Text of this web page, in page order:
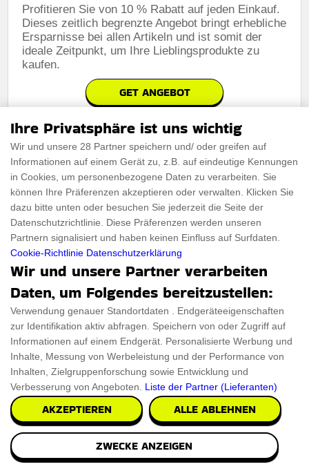
Profitieren Sie von 10 % Rabatt auf jeden Einkauf.
Dieses zeitlich begrenzte Angebot bringt erhebliche
Ersparnisse bei allen Artikeln und ist somit der
ideale Zeitpunkt, um Ihre Lieblingsprodukte zu
kaufen.
GET ANGEBOT
75 %
Verkauf
Bis Zu 75 % Rabatt, Genießen Sie Die
Black Friday-Aktion Von The Wood
Enjoy The Wood bietet während der
Werbeveranstaltungen Black Friday und Cyber ​​
Monday Rabatte von bis zu 75 %. Dieser zeitlich
begrenzte Verkauf ermöglicht Kunden unglaubliche
Ersparnisse bei einer Vielzahl von Produkten und
ist somit eine perfekte Gelegenheit, einzigartige
Artikel zu kaufen.
GET ANGEBOT
50 %
Angebot
Ihre Privatsphäre ist uns wichtig
Wir und unsere 28 Partner speichern und/ oder greifen auf
Informationen auf einem Gerät zu, z.B. auf eindeutige Kennungen
in Cookies, um personenbezogene Daten zu verarbeiten. Sie
können Ihre Präferenzen akzeptieren oder verwalten. Klicken Sie
dazu bitte unten oder besuchen Sie jederzeit die Seite der
Datenschutzrichtlinie. Diese Präferenzen werden unseren
Partnern signalisiert und haben keinen Einfluss auf Surfdaten.
Cookie-Richtlinie Datenschutzerklärung
Wir und unsere Partner verarbeiten
Daten, um Folgendes bereitzustellen:
Verwendung genauer Standortdaten . Endgeräteeigenschaften
zur Identifikation aktiv abfragen. Speichern von oder Zugriff auf
Informationen auf einem Endgerät. Personalisierte Werbung und
Inhalte, Messung von Werbeleistung und der Performance von
Inhalten, Zielgruppenforschung sowie Entwicklung und
Verbesserung von Angeboten. Liste der Partner (Lieferanten)
AKZEPTIEREN ALLE ABLEHNEN
ZWECKE ANZEIGEN